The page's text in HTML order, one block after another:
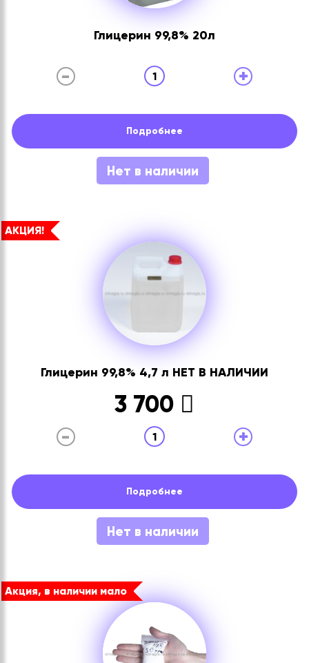
Глицерин 99,8% 20л
- 1 +
Подробнее
Нет в наличии
АКЦИЯ!
Глицерин 99,8% 4,7 л НЕТ В НАЛИЧИИ
3 700
- 1 +
Подробнее
Нет в наличии
Акция, в наличии мало